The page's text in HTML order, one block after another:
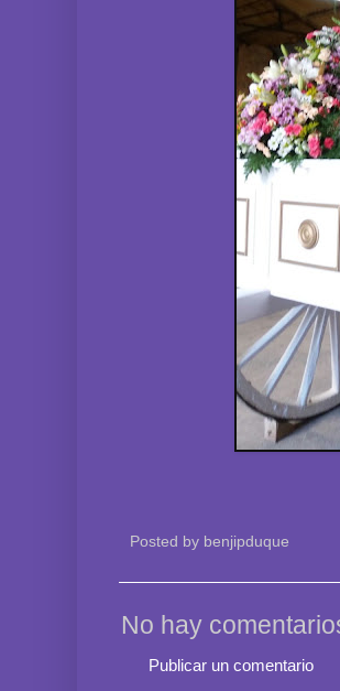
Posted by benjipduque
No hay
Publicar un comentario